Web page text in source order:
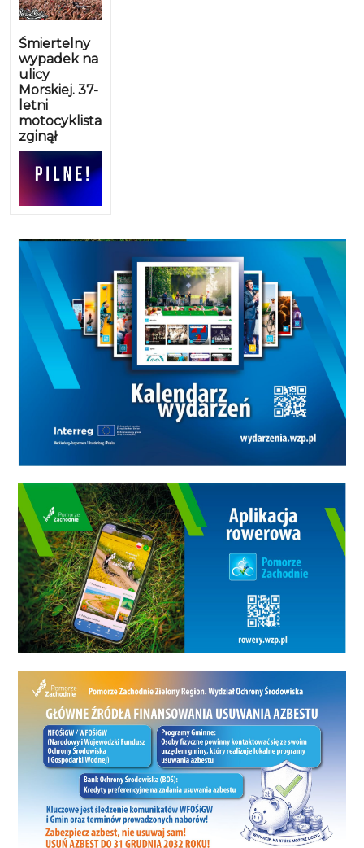
Śmiertelny
wypadek na
ulicy
Morskiej. 37-
letni
motocyklista
zginął